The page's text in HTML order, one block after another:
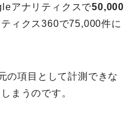
アナリティクスで50,000
ィクス360で75,000件に
の項目として計測できな
まうのです。